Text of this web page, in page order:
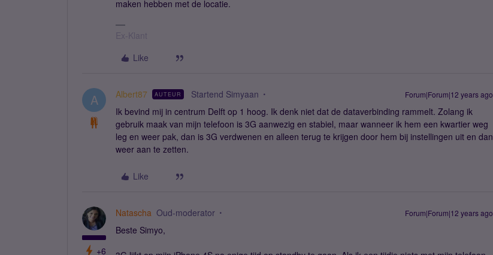
maken hebben met de locatie.
Ex-Klant
Like
A Albert87 AUTEUR Startend Simyaan Forum|Forum|12 years ago
Ik bevind mij in centrum Delft op 1 hoog. Ik denk niet dat de dataverbinding rammelt. Zolang ik
gebruik maak van mijn telefoon is 3G aanwezig en stabiel, maar wanneer ik hem een kwartier weg
leg en weer pak, dan is 3G verdwenen en alleen terug te krijgen door hem bij instellingen uit en dan
weer aan te zetten.
Like
+6
Natascha Oud-moderator Forum|Forum|12 years ago
Beste Simyo,